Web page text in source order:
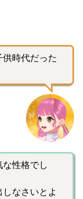
時代だった
性格でし
なさいとよ